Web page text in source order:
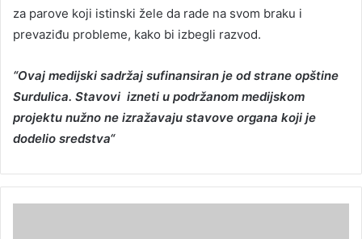
za parove koji istinski žele da rade na svom braku i
prevaziđu probleme, kako bi izbegli razvod.
“Ovaj medijski sadržaj sufinansiran je od strane opštine
Surdulica. Stavovi izneti u podržanom medijskom
projektu nužno ne izražavaju stavove organa koji je
dodelio sredstva“